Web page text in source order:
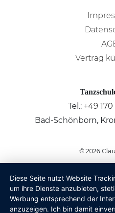
Diese Seite nutzt Website
um ihre Dienste anzubieten,
Werbung entsprechend der
anzuzeigen. Ich bin damit
Vertrag
Tel.: +49 170
Bad-Schönborn,
© 2026